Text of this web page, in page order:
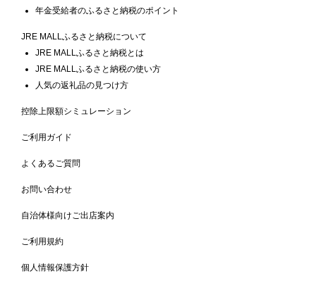
年金受給者のふるさと納税のポイント
JRE MALLふるさと納税について
JRE MALLふるさと納税とは
JRE MALLふるさと納税の使い方
人気の返礼品の見つけ方
控除上限額シミュレーション
ご利用ガイド
よくあるご質問
お問い合わせ
自治体様向けご出店案内
ご利用規約
個人情報保護方針